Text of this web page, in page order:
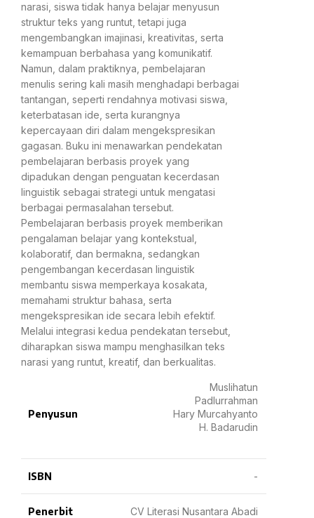
narasi, siswa tidak hanya belajar menyusun
struktur teks yang runtut, tetapi juga
mengembangkan imajinasi, kreativitas, serta
kemampuan berbahasa yang komunikatif.
Namun, dalam praktiknya, pembelajaran
menulis sering kali masih menghadapi berbagai
tantangan, seperti rendahnya motivasi siswa,
keterbatasan ide, serta kurangnya
kepercayaan diri dalam mengekspresikan
gagasan. Buku ini menawarkan pendekatan
pembelajaran berbasis proyek yang
dipadukan dengan penguatan kecerdasan
linguistik sebagai strategi untuk mengatasi
berbagai permasalahan tersebut.
Pembelajaran berbasis proyek memberikan
pengalaman belajar yang kontekstual,
kolaboratif, dan bermakna, sedangkan
pengembangan kecerdasan linguistik
membantu siswa memperkaya kosakata,
memahami struktur bahasa, serta
mengekspresikan ide secara lebih efektif.
Melalui integrasi kedua pendekatan tersebut,
diharapkan siswa mampu menghasilkan teks
narasi yang runtut, kreatif, dan berkualitas.
Penyusun
Muslihatun
Padlurrahman
Hary Murcahyanto
H. Badarudin
ISBN -
Penerbit CV Literasi Nusantara Abadi